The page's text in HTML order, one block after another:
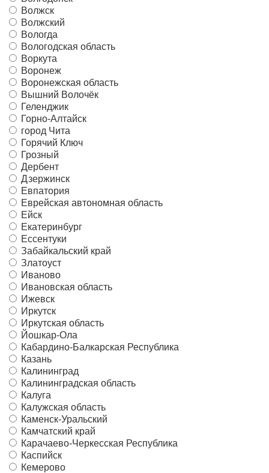
Волжск
Волжский
Вологда
Вологодская область
Воркута
Воронеж
Воронежская область
Вышний Волочёк
Геленджик
Горно-Алтайск
город Чита
Горячий Ключ
Грозный
Дербент
Дзержинск
Евпатория
Еврейская автономная область
Ейск
Екатеринбург
Ессентуки
Забайкальский край
Златоуст
Иваново
Ивановская область
Ижевск
Иркутск
Иркутская область
Йошкар-Ола
Кабардино-Балкарская Республика
Казань
Калининград
Калининградская область
Калуга
Калужская область
Каменск-Уральский
Камчатский край
Карачаево-Черкесская Республика
Каспийск
Кемерово